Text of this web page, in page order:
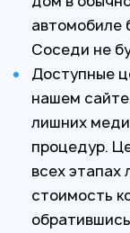
автомобиле
Соседи не
Доступные
нашем
лишних
процедур.
всех этапах
стоимость